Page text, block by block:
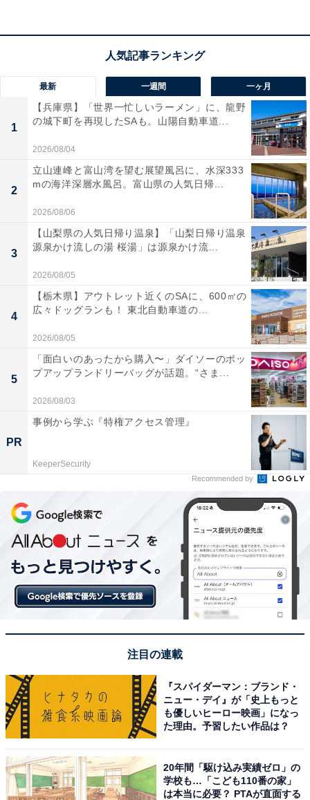
「ケーズハーバー」は毎月第2・第4土曜に工場夜
景クルーズ出航！ 全国14大工場夜景都市
工場夜景クルーズ（画像出典：千葉ポートサービス公式サイト）
千葉市中央区の「ケーズハーバー（千葉みなと旅客船タ
ーミナル）」は、JR京葉線・千葉モノレール「千葉みな
と駅」から徒歩約7分の複合施設です。館内にはウミガ
ラン「PIER-01」、ダイビングショップなどが入ってい
ここから出航する工場夜景クルーズが夏のナイトドライ
ブの目玉です。千葉市は「全国14大工場夜景都市」のひ
夜景」は他の工場夜景都市とは一線を画す独特の美しさ
を誇ります。
最新 一週間 一ヶ月
1
【兵庫県】「世界一忙しいラーメン」に、龍野
の城下町を再現したSAも。山陽自動車道...
2026/08/04
2
立山連峰と富山湾を望む展望風呂に、水深333
mの海洋深層水風呂。富山県の人気日帰...
2026/08/06
3
【山梨県の人気日帰り温泉】「山梨日帰り温泉
源泉かけ流しの湯 桜湯」は源泉かけ流...
2026/08/05
4
【栃木県】アウトレット近くのSAに、600㎡の
広々ドッグランも！ 東北自動車道の...
2026/08/05
5
「面白いのあったから購入〜」ダイソーのポッ
プアップランドリーバッグが話題。“さま...
2026/08/03
PR
事例から学ぶ『特権アクセス管理』
KeeperSecurity
Recommended by
注目の連載
『スパイダーマン：ブランド・
ニュー・デイ』が「史上もっと
も優しいヒーロー映画」になっ
た理由。予習したい作品は？
20年間「駆け込み実績ゼロ」の
学校も…「こども110番の家」
は本当に必要？ PTAが直面する